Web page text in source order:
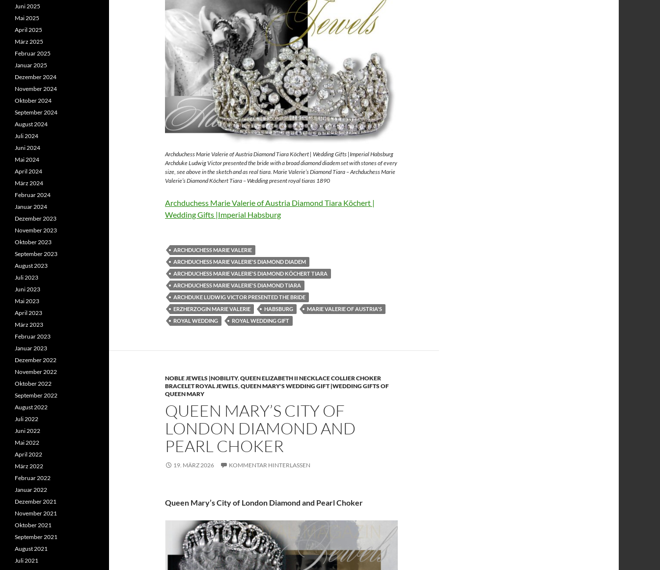
Archduchess Marie Valerie of Austria Diamond Tiara Köchert | Wedding Gifts |Imperial Habsburg
Archduke Ludwig Victor presented the bride with a broad diamond diadem set with stones of every
size, see above in the sketch and as real tiara. Marie Valerie’s Diamond Tiara – Archduchess Marie
Valerie’s Diamond Köchert Tiara – Wedding present royal tiaras 1890
Archduchess Marie Valerie of Austria Diamond Tiara Köchert |
Wedding Gifts |Imperial Habsburg
ARCHDUCHESS MARIE VALERIE
ARCHDUCHESS MARIE VALERIE'S DIAMOND DIADEM
ARCHDUCHESS MARIE VALERIE'S DIAMOND KÖCHERT TIARA
ARCHDUCHESS MARIE VALERIE'S DIAMOND TIARA
ARCHDUKE LUDWIG VICTOR PRESENTED THE BRIDE
ERZHERZOGIN MARIE VALERIE
HABSBURG
MARIE VALERIE OF AUSTRIA'S
ROYAL WEDDING
ROYAL WEDDING GIFT
NOBLE JEWELS |NOBILITY,QUEEN ELIZABETH II NECKLACE COLLIER CHOKER
BRACELET ROYAL JEWELS,QUEEN MARY'S WEDDING GIFT |WEDDING GIFTS OF
QUEEN MARY
QUEEN MARY’S CITY OF
LONDON DIAMOND AND
PEARL CHOKER
19. MÄRZ 2026 KOMMENTAR HINTERLASSEN
Queen Mary’s City of London Diamond and Pearl Choker
Juni 2025
Mai 2025
April 2025
März 2025
Februar 2025
Januar 2025
Dezember 2024
November 2024
Oktober 2024
September 2024
August 2024
Juli 2024
Juni 2024
Mai 2024
April 2024
März 2024
Februar 2024
Januar 2024
Dezember 2023
November 2023
Oktober 2023
September 2023
August 2023
Juli 2023
Juni 2023
Mai 2023
April 2023
März 2023
Februar 2023
Januar 2023
Dezember 2022
November 2022
Oktober 2022
September 2022
August 2022
Juli 2022
Juni 2022
Mai 2022
April 2022
März 2022
Februar 2022
Januar 2022
Dezember 2021
November 2021
Oktober 2021
September 2021
August 2021
Juli 2021